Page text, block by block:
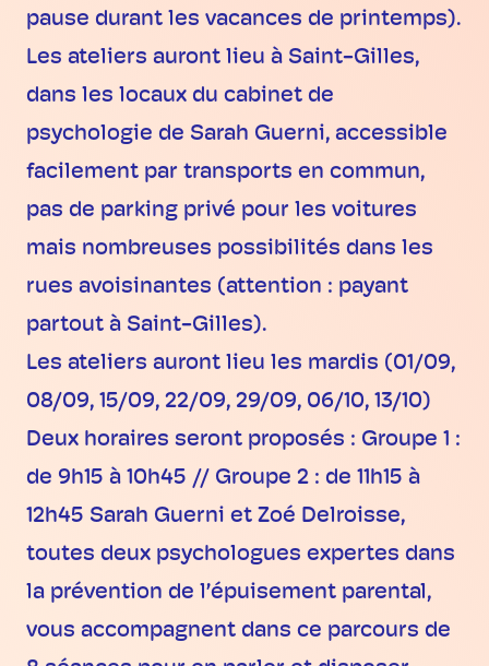
pause durant les vacances de printemps).
Les ateliers auront lieu à Saint-Gilles,
dans les locaux du cabinet de
psychologie de Sarah Guerni, accessible
facilement par transports en commun,
pas de parking privé pour les voitures
mais nombreuses possibilités dans les
rues avoisinantes (attention : payant
partout à Saint-Gilles).
Les ateliers auront lieu les mardis (01/09,
08/09, 15/09, 22/09, 29/09, 06/10, 13/10)
Deux horaires seront proposés : Groupe 1 :
de 9h15 à 10h45 // Groupe 2 : de 11h15 à
12h45 Sarah Guerni et Zoé Delroisse,
toutes deux psychologues expertes dans
la prévention de l’épuisement parental,
vous accompagnent dans ce parcours de